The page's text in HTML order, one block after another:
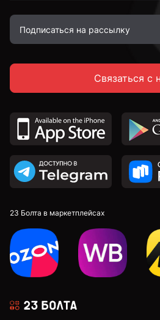
Связаться с
23 Болта в маркетплейсах